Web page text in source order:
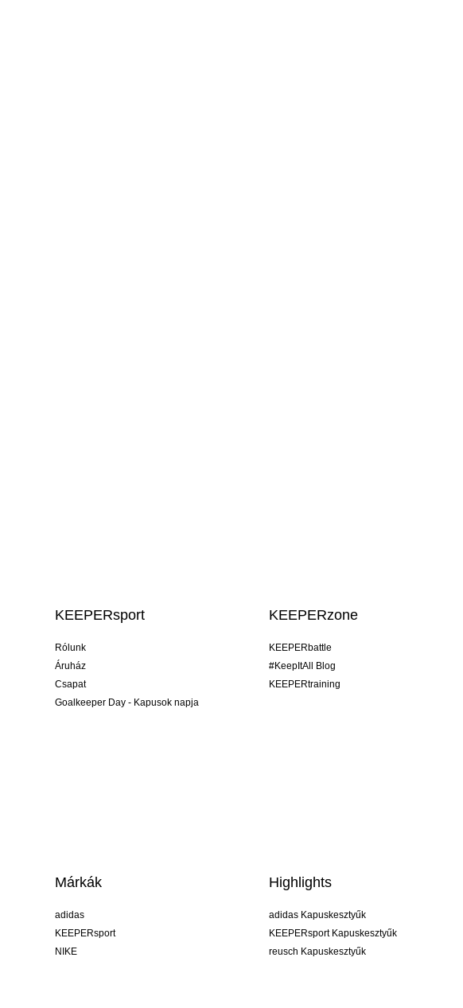
KEEPERsport
Rólunk
Áruház
Csapat
Goalkeeper Day - Kapusok napja
KEEPERzone
KEEPERbattle
#KeepItAll Blog
KEEPERtraining
Márkák
adidas
KEEPERsport
NIKE
Highlights
adidas Kapuskesztyűk
KEEPERsport Kapuskesztyűk
reusch Kapuskesztyűk